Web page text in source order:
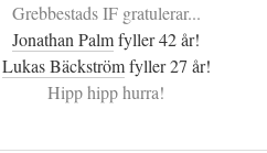
Grebbestads IF gratulerar...
Jonathan Palmfyller 42 år!
Lukas Bäckströmfyller 27 år!
Hipp hipp hurra!